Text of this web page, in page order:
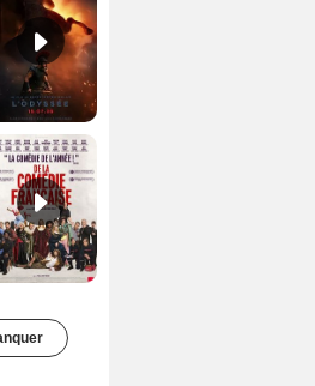
De la Comédie-Française Teaser VF